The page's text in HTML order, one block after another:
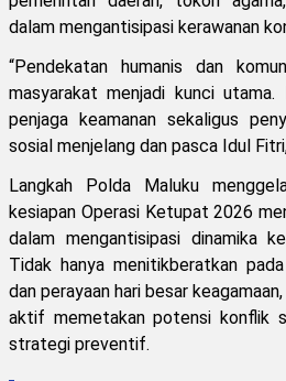
dalam mengantisipasi kerawanan
“Pendekatan humanis dan
masyarakat menjadi kunci
penjaga keamanan sekaligus
sosial menjelang dan pasca Idul
Langkah Polda Maluku
kesiapan Operasi Ketupat 2026
dalam mengantisipasi dinamika
Tidak hanya menitikberatkan
dan perayaan hari besar
aktif memetakan potensi konflik
strategi preventif.